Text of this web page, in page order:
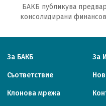
БАКБ публикува
консолидирани
За БАКБ За
Съответствие
Клонова мрежа